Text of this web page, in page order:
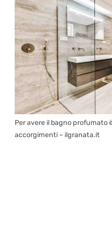
Per avere il bagno
accorgimenti – ilgranata.it